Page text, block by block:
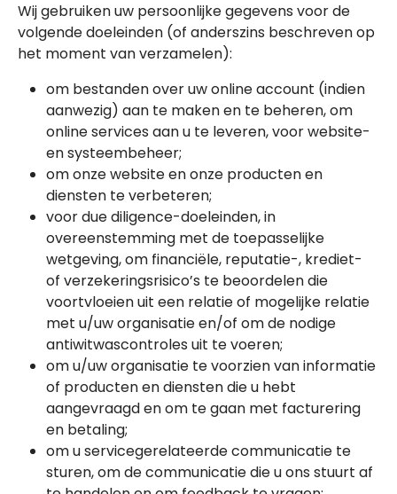
Wij gebruiken uw persoonlijke gegevens voor de
volgende doeleinden (of anderszins beschreven op
het moment van verzamelen):
om bestanden over uw online account (indien
aanwezig) aan te maken en te beheren, om
online services aan u te leveren, voor website-
en systeembeheer;
om onze website en onze producten en
diensten te verbeteren;
voor due diligence-doeleinden, in
overeenstemming met de toepasselijke
wetgeving, om financiële, reputatie-, krediet-
of verzekeringsrisico’s te beoordelen die
voortvloeien uit een relatie of mogelijke relatie
met u/uw organisatie en/of om de nodige
antiwitwascontroles uit te voeren;
om u/uw organisatie te voorzien van informatie
of producten en diensten die u hebt
aangevraagd en om te gaan met facturering
en betaling;
om u servicegerelateerde communicatie te
sturen, om de communicatie die u ons stuurt af